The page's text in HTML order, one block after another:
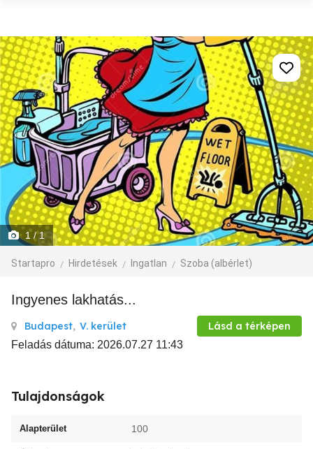
1/ 1
Startapro Hirdetések Ingatlan Szoba (albérlet)
Ingyenes lakhatás...
Budapest, V. kerület Lásd a térképen
Feladás dátuma: 2026.07.27 11:43
Tulajdonságok
Alapterület 100